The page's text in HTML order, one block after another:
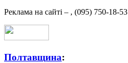
Реклама на сайті – , (095) 750-18-53
Полтавщина: